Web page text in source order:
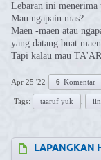
Lebaran ini menerima
Mau ngapain mas?
Maen -maen atau
yang datang buat
Tapi kalau mau
Apr 25 '22 6 Komentar
Tags: taaruf yuk
LAPANGKAN